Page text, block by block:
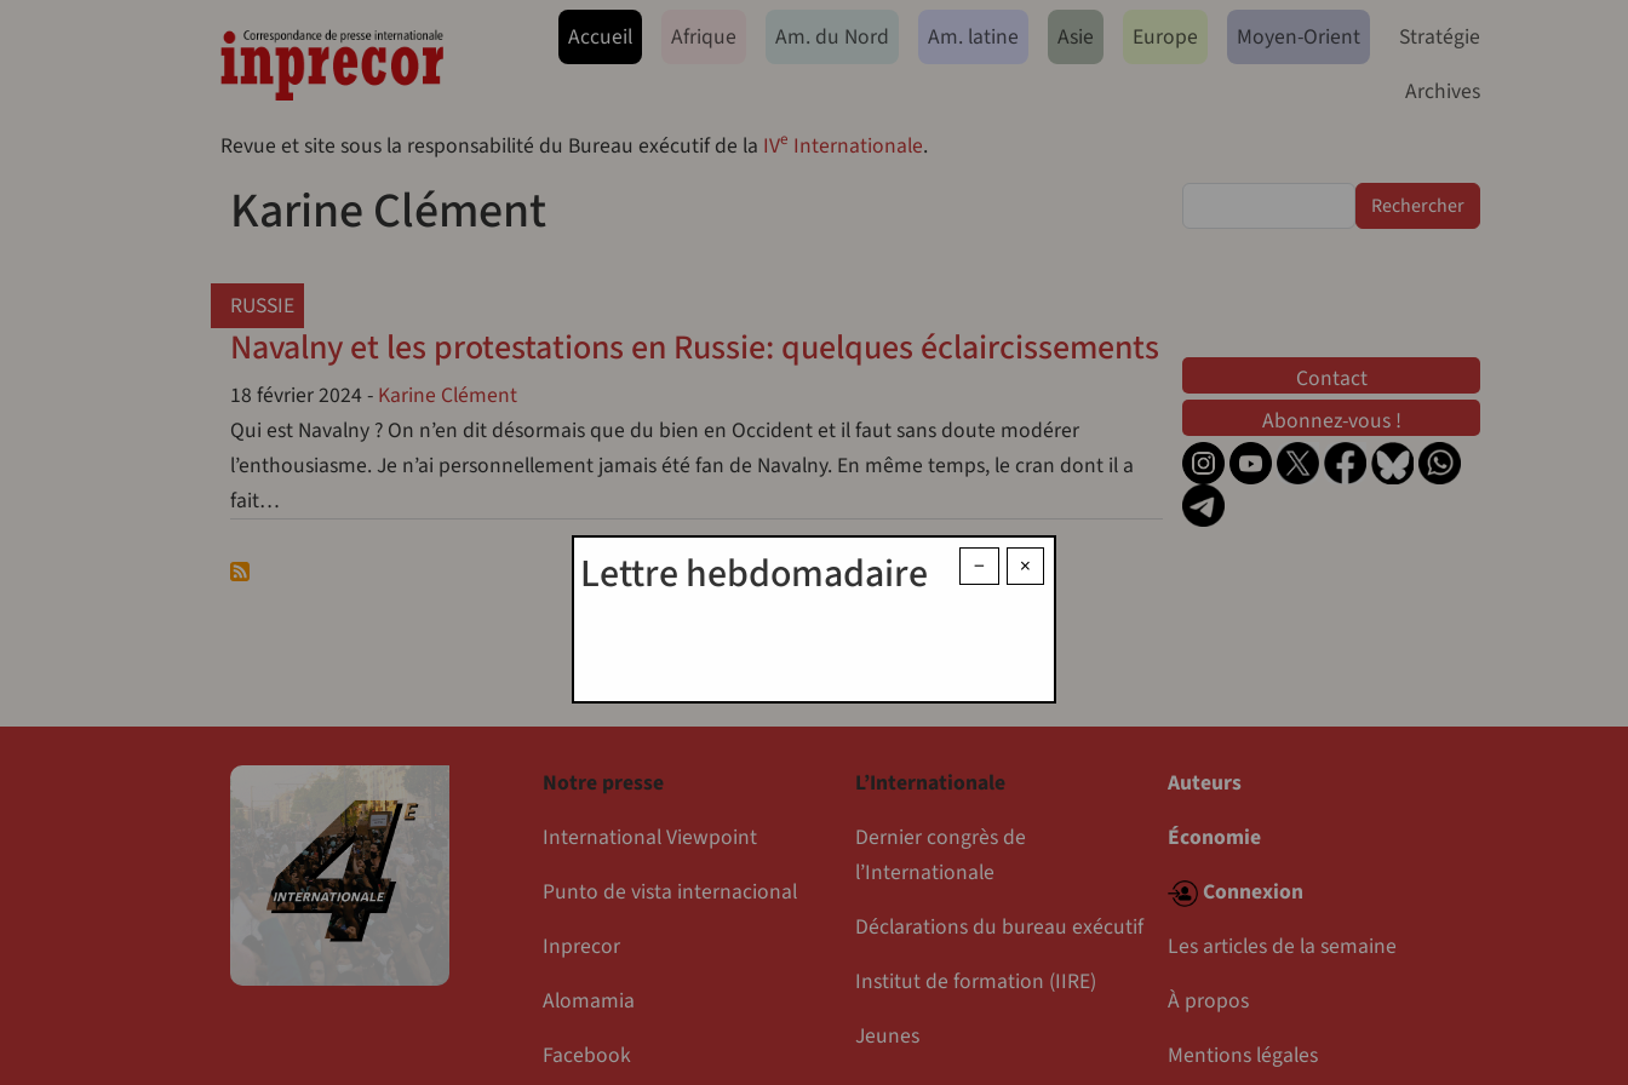
Navegação principal
Accueil Afrique Am. du Nord Am. latine Asie Europe Moyen-Orient
Stratégie
Archives
Revue et site sous la responsabilité du Bureau exécutif de la IVe Internationale.
Karine Clément
RUSSIE
Navalny et les protestations en Russie: quelques éclaircissements
18 février 2024- Karine Clément
Qui est Navalny ? On n’en dit désormais que du bien en Occident et il faut sans doute modérer
l’enthousiasme. Je n’ai personnellement jamais été fan de Navalny. En même temps, le cran dont il a
fait…
×
−
Lettre hebdomadaire
Contact
Abonnez-vous !
Notre presse
International Viewpoint
Punto de vista internacional
Inprecor
Alomamia
Facebook
L’Internationale
Dernier congrès de
l’Internationale
Déclarations du bureau exécutif
Institut de formation (IIRE)
Jeunes
Auteurs
Économie
Connexion
Les articles de la semaine
À propos
Mentions légales